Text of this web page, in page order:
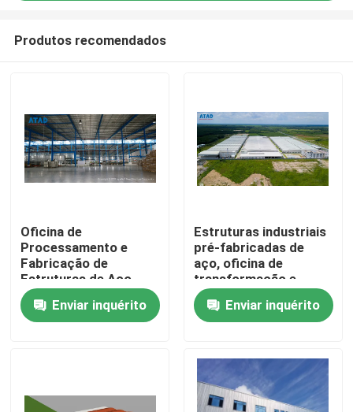
Casa
Produtos
Vídeos
Produtos recomendados
Oficina de
Processamento e
Fabricação de
Estruturas de Aço
Fonte Avançada
Enviar inquérito
Estruturas industriais
pré-fabricadas de
aço, oficina de
transformação e
fabrico de estruturas
de açoEnviar inquérito